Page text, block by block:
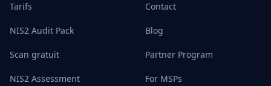
Tarifs
NIS2 Audit Pack
Scan gratuit
NIS2 Assessment
Contact
Blog
Partner Program
For MSPs